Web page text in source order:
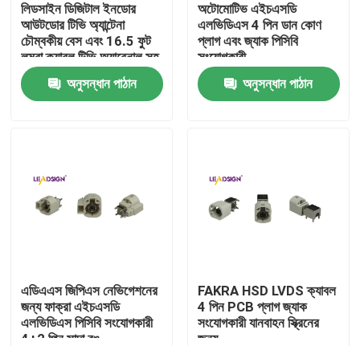
আমাদের সম্পর্কে
কারখানা ভ্রমণ
যোগাযোগ করুন
FAKRA HSD সংযোগকারী
FAKRA PCB সংযোগকারী
লিডসাইন ডিজিটাল ইনডোর
আউটডোর টিভি অ্যান্টেনা
চৌম্বকীয় বেস এবং 16.5 ফুট
লম্বা ক্যাবল টিভি অ্যারেনাল সহ
50 মাইল রেঞ্জের জন্য
অনুসন্ধান পাঠান
অটোমোটিভ এইচএসডি
এলভিডিএস 4 পিন ডান কোণ
প্লাগ এবং জ্যাক পিসিবি
সংযোগকারী
অনুসন্ধান পাঠান
এডিএএস জিপিএস নেভিগেশনের
জন্য ফাক্রা এইচএসডি
এলভিডিএস পিসিবি সংযোগকারী
4+2 পিন সাদা রঙ
FAKRA HSD LVDS ক্যাবল
4 পিন PCB প্লাগ জ্যাক
সংযোগকারী যানবাহন স্ক্রিনের
জন্য